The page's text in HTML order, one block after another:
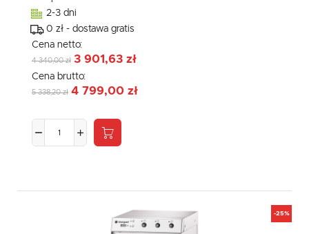
2-3 dni
0 zł - dostawa gratis
Cena netto:
4 340,00 zł 3 901,63 zł
Cena brutto:
5 338,20 zł 4 799,00 zł
-25%